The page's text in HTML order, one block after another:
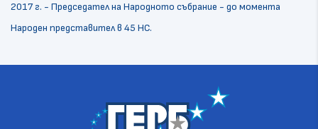
2017 г. - Председател на Народното събрание - до момента
Народен представител в 45 НС.